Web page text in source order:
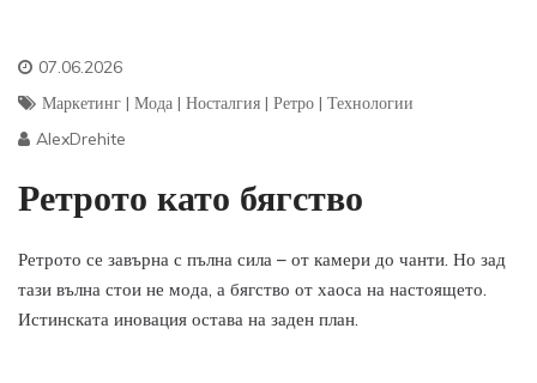
07.06.2026
Маркетинг | Мода | Носталгия | Ретро | Технологии
AlexDrehite
Ретрото като бягство
Ретрото се завърна с пълна сила – от камери до чанти. Но зад
тази вълна стои не мода, а бягство от хаоса на настоящето.
Истинската иновация остава на заден план.